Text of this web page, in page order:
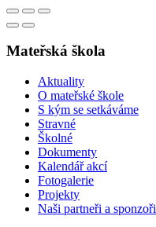
Mateřská škola
Aktuality
O mateřské škole
S kým se setkáváme
Stravné
Školné
Dokumenty
Kalendář akcí
Fotogalerie
Projekty
Naši partneři a sponzoři